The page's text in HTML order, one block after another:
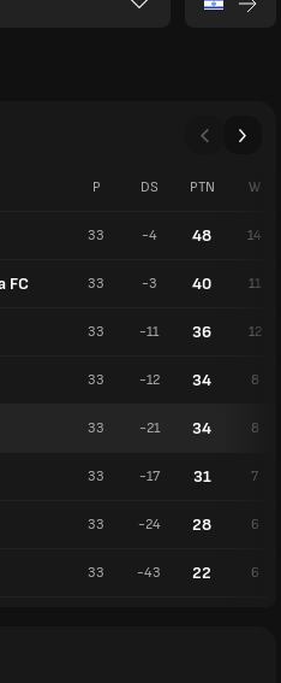
FC
P DS PTN W
33 -4 48 14
33 -3 40 11
33 -11 36 12
33 -12 34 8
33 -21 34 8
33 -17 31 7
33 -24 28 6
33 -43 22 6